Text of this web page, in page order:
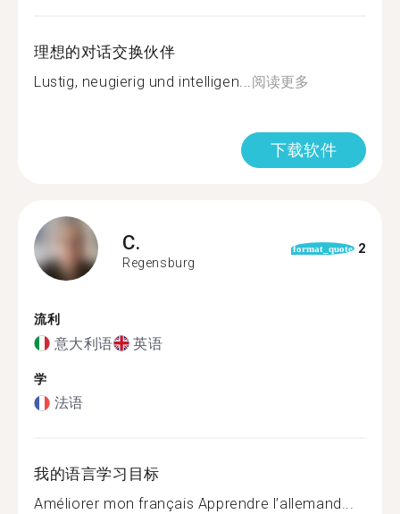
理想的对话交换伙伴
Lustig, neugierig und intelligen...阅读更多
下载软件
C.
Regensburg
format_quote 2
流利
意大利语 英语
学
法语
我的语言学习目标
Améliorer mon français Apprendre l’allemand...